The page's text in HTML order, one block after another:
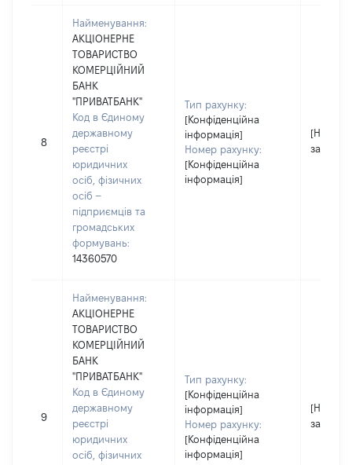
8
Найменування:
АКЦІОНЕРНЕ
ТОВАРИСТВО
КОМЕРЦІЙНИЙ
БАНК
"ПРИВАТБАНК"
Код в Єдиному
державному
реєстрі
юридичних
осіб, фізичних
осіб –
підприємців та
громадських
формувань:
14360570
Тип рахунку:
[Конфіденційна
інформація]
Номер рахунку:
[Конфіденційна
інформація]
[Не
9
Найменування:
АКЦІОНЕРНЕ
ТОВАРИСТВО
КОМЕРЦІЙНИЙ
БАНК
"ПРИВАТБАНК"
Код в Єдиному
державному
реєстрі
юридичних
осіб, фізичних
Тип рахунку:
[Конфіденційна
інформація]
Номер рахунку:
[Конфіденційна
інформація]
[Не